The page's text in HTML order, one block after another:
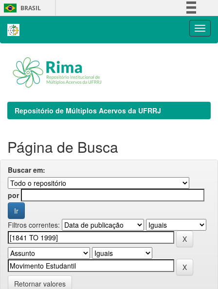
Skip
navigation
BRASIL
Repositório de Múltiplos Acervos da UFRRJ
Página de Busca
Buscar em:
por
Filtros correntes:
Retornar valores